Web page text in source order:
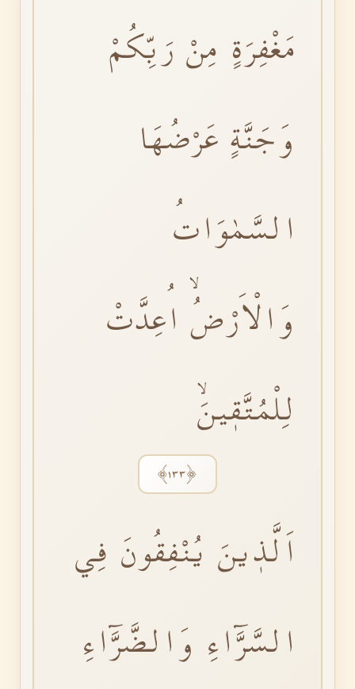
مَغْفِرَةٍ مِنْ رَبِّكُمْ
وَجَنَّةٍ عَرْضُهَا
السَّمٰوَاتُ
وَالْاَرْضُۙ اُعِدَّتْ
لِلْمُتَّقٖينَۙ
﴿١٣٣﴾
اَلَّذٖينَ يُنْفِقُونَ فِي
السَّرَّٓاءِ وَالضَّرَّٓاءِ